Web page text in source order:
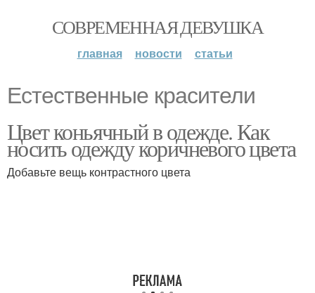
СОВРЕМЕННАЯ ДЕВУШКА
главная новости статьи
Естественные красители
Цвет коньячный в одежде. Как
носить одежду коричневого цвета
Добавьте вещь контрастного цвета